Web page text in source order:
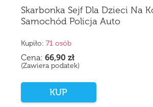
Skarbonka Sejf Dla Dzieci Na
Samochód Policja Auto
Kupiło: 71 osób
Cena: 66,90 zł
(Zawiera podatek)
KUP